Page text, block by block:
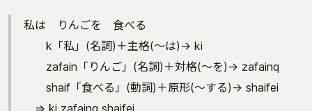
私は りんごを 食べる
k「私」(名詞)＋主格(～は)→ ki
zafain「りんご」(名詞)＋対格(～を)→ zafainq
shaif「食べる」(動詞)＋原形(～する)→ shaifei